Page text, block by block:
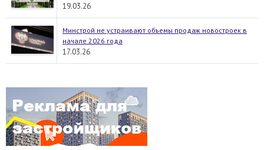
19.03.26
Минстрой не устраивают объемы продаж новостроек в
начале 2026 года
17.03.26